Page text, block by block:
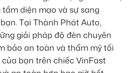
diện mạo và sự sang
Tại Thành Phát Auto,
giải pháp độ đèn chuyên
bảo an toàn và thẩm mỹ tối
bạn trên chiếc VinFast